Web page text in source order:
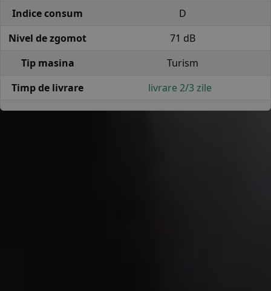
Indice consum
D
Nivel de zgomot
71 dB
Tip masina
Turism
Timp de livrare
livrare 2/3 zile